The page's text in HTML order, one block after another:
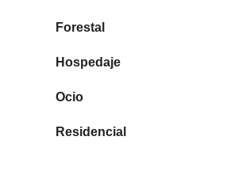
Forestal
Hospedaje
Ocio
Residencial